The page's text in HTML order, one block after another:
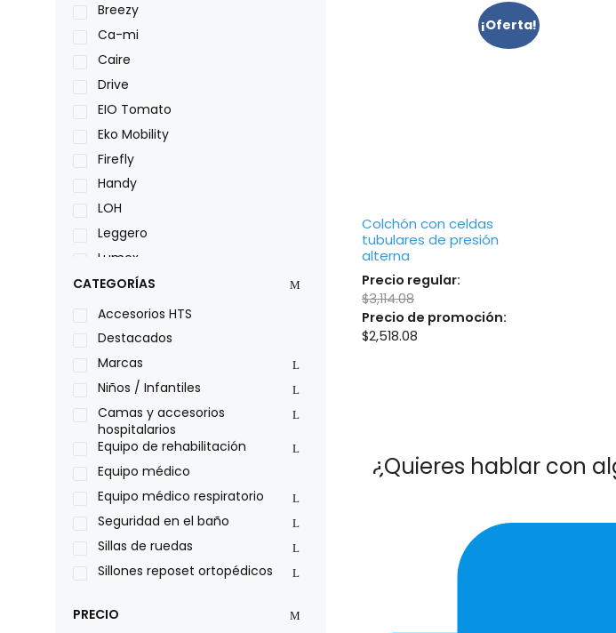
Colchón con celdas
tubulares de presión
alterna
¡Oferta!
Precio regular:
$3,114.08
Precio de promoción:
$2,518.08
¿Quieres hablar con
Breezy
Ca-mi
Caire
Drive
EIO Tomato
Eko Mobility
Firefly
Handy
LOH
Leggero
Lumex
Medical Store
Nidek
Oxiplus
Philips
Pride
Roho
Sillas de ruedas Everest Jennings
Stealth products
Xiehe Medical
CATEGORÍAS
Accesorios HTS
Destacados
Marcas
Niños / Infantiles
Camas y accesorios
hospitalarios
Equipo de rehabilitación
Equipo médico
Equipo médico respiratorio
Seguridad en el baño
Sillas de ruedas
Sillones reposet ortopédicos
PRECIO